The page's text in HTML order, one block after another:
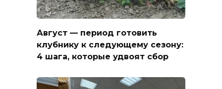
Август — период готовить
клубнику к следующему сезону:
4 шага, которые удвоят сбор